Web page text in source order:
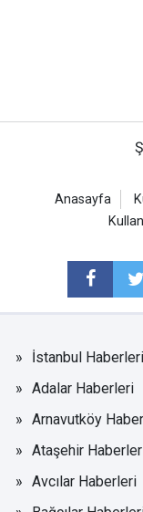
Anasayfa
İstanbul Haberleri
Adalar Haberleri
Arnavutköy
Ataşehir
Avcılar Haberleri